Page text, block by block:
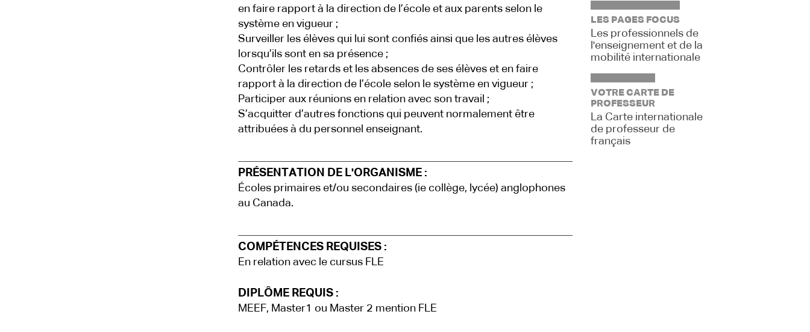
en faire rapport à la direction de l’école et aux parents selon le
système en vigueur ;
Surveiller les élèves qui lui sont confiés ainsi que les autres élèves
lorsqu’ils sont en sa présence ;
Contrôler les retards et les absences de ses élèves et en faire
rapport à la direction de l’école selon le système en vigueur ;
Participer aux réunions en relation avec son travail ;
S’acquitter d’autres fonctions qui peuvent normalement être
attribuées à du personnel enseignant.
PRÉSENTATION DE L'ORGANISME :
Écoles primaires et/ou secondaires (ie collège, lycée) anglophones
au Canada.
COMPÉTENCES REQUISES :
En relation avec le cursus FLE
DIPLÔME REQUIS :
MEEF, Master1 ou Master 2 mention FLE
LES PAGES FOCUS
Les professionnels de
l'enseignement et de la
mobilité internationale
VOTRE CARTE DE
PROFESSEUR
La Carte internationale
de professeur de
français